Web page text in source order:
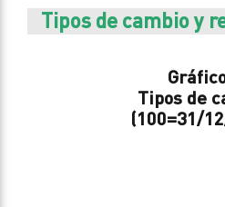
Tipos de cambio y
Tipos de
(100=31/